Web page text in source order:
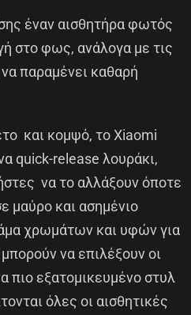
έναν αισθητήρα φωτός
στο φως, ανάλογα με τις
παραμένει καθαρή
και κομψό, το Xiaomi
quick-release λουράκι,
να το αλλάξουν όποτε
μαύρο και ασημένιο
χρωμάτων και υφών για
να επιλέξουν οι
πιο εξατομικευμένο στυλ
όλες οι αισθητικές